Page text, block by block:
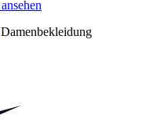
Damenbekleidung